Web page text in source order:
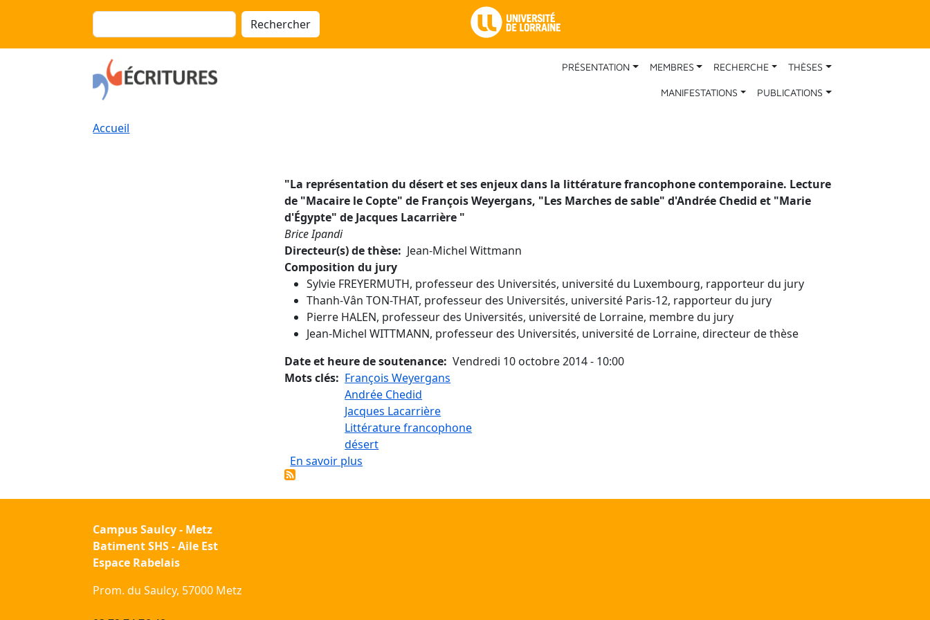
Aller au contenu principal
Main NavigationPRÉSENTATION MEMBRES RECHERCHE THÈSES
MANIFESTATIONS PUBLICATIONS
Fil d'Ariane
Accueil
"La représentation du désert et ses enjeux dans la littérature francophone contemporaine. Lecture
de "Macaire le Copte" de François Weyergans, "Les Marches de sable" d'Andrée Chedid et "Marie
d'Égypte" de Jacques Lacarrière "
Brice Ipandi
Directeur(s) de thèse
Jean-Michel Wittmann
Composition du jury
Sylvie FREYERMUTH, professeur des Universités, université du Luxembourg, rapporteur du jury
Thanh-Vân TON-THAT, professeur des Universités, université Paris-12, rapporteur du jury
Pierre HALEN, professeur des Universités, université de Lorraine, membre du jury
Jean-Michel WITTMANN, professeur des Universités, université de Lorraine, directeur de thèse
Date et heure de soutenance Vendredi 10 octobre 2014 - 10:00
Mots clés
François Weyergans
Andrée Chedid
Jacques Lacarrière
Littérature francophone
désert
En savoir plus
Campus Saulcy - Metz
Batiment SHS - Aile Est
Espace Rabelais
Prom. du Saulcy, 57000 Metz
Panneau de gestion des cookies